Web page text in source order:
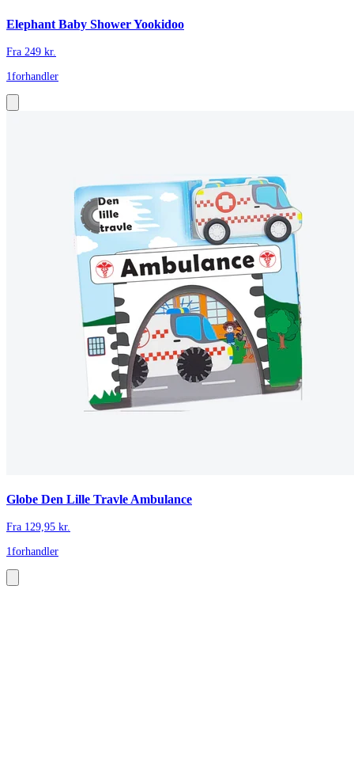
Elephant Baby Shower Yookidoo
Fra 249 kr.
1forhandler
Globe Den Lille Travle Ambulance
Fra 129,95 kr.
1forhandler